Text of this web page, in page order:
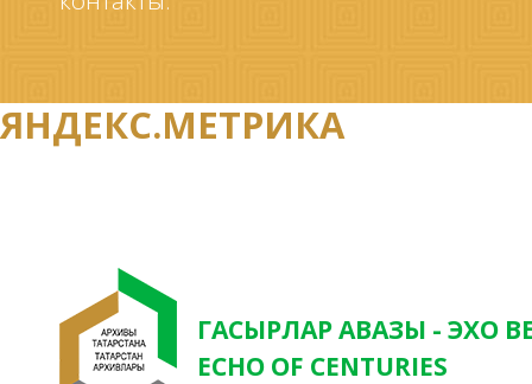
ЯНДЕКС.МЕТРИКА
ГАСЫРЛАР АВАЗЫ - ЭХО
ECHO OF CENTURIES